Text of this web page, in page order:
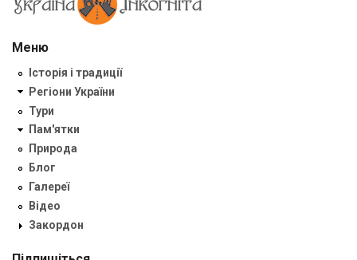
Меню
Історія і традиції
Регіони України
Тури
Пам'ятки
Природа
Блог
Галереї
Відео
Закордон